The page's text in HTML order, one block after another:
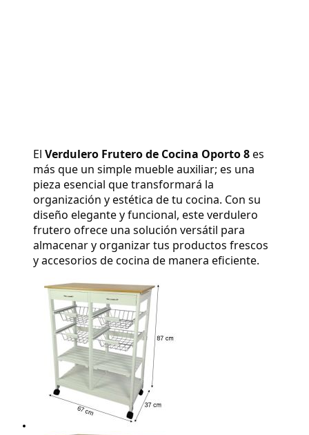
El Verdulero Frutero de Cocina Oporto 8 es
más que un simple mueble auxiliar; es una
pieza esencial que transformará la
organización y estética de tu cocina. Con su
diseño elegante y funcional, este verdulero
frutero ofrece una solución versátil para
almacenar y organizar tus productos frescos
y accesorios de cocina de manera eficiente.